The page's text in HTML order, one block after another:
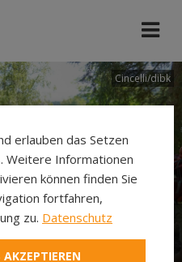
Cincelli/dibk
Via
erlauben das Setzen
Weitere Informationen
können finden Sie
fortfahren,
zu. Datenschutz